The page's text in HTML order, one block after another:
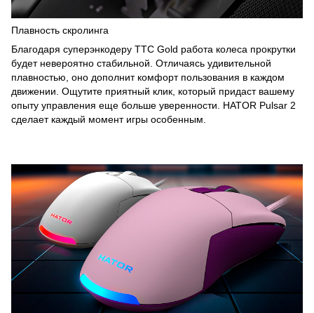
Плавность скролинга
Благодаря суперэнкодеру TTC Gold работа колеса прокрутки
будет невероятно стабильной. Отличаясь удивительной
плавностью, оно дополнит комфорт пользования в каждом
движении. Ощутите приятный клик, который придаст вашему
опыту управления еще больше уверенности. HATOR Pulsar 2
сделает каждый момент игры особенным.